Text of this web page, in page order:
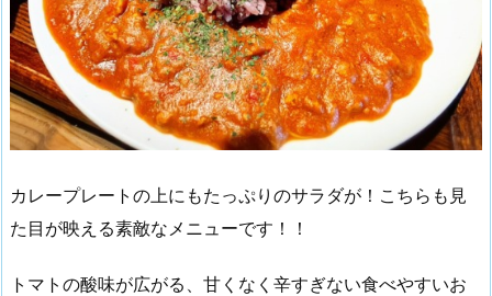
カレープレートの上にもたっぷりのサラダが！こちらも見
た目が映える素敵なメニューです！！
トマトの酸味が広がる、甘くなく辛すぎない食べやすいお